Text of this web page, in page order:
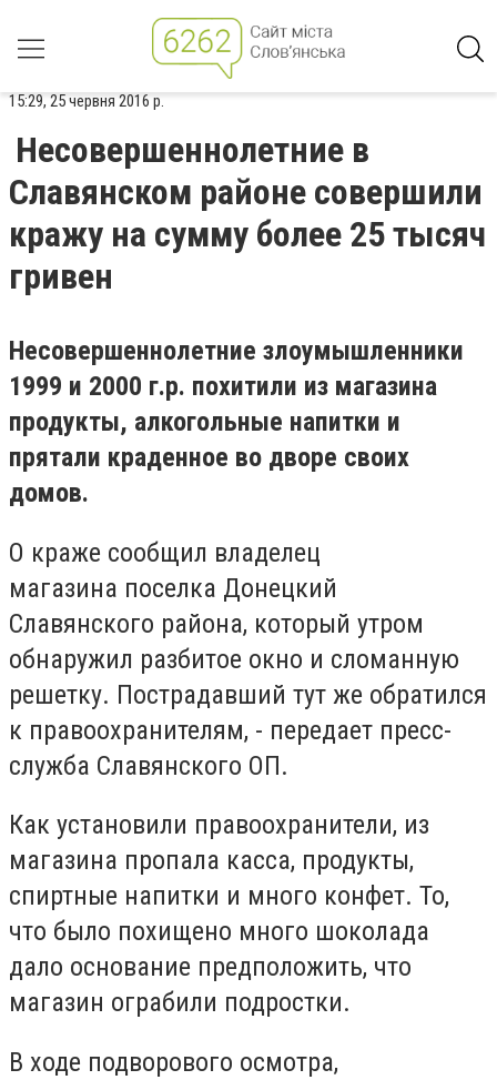
15:29, 25 червня 2016 р.
Несовершеннолетние в
Славянском районе совершили
кражу на сумму более 25 тысяч
гривен
Несовершеннолетние злоумышленники
1999 и 2000 г.р. похитили из магазина
продукты, алкогольные напитки и
прятали краденное во дворе своих
домов.
О краже сообщил владелец
магазина поселка Донецкий
Славянского района, который утром
обнаружил разбитое окно и сломанную
решетку. Пострадавший тут же обратился
к правоохранителям, - передает пресс-
служба Славянского ОП.
Как установили правоохранители, из
магазина пропала касса, продукты,
спиртные напитки и много конфет. То,
что было похищено много шоколада
дало основание предположить, что
магазин ограбили подростки.
В ходе подворового осмотра,